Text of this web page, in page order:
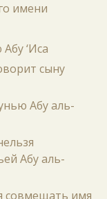
имени
‘Иса
сыну
Абу аль-
Абу аль-
совмещать имя